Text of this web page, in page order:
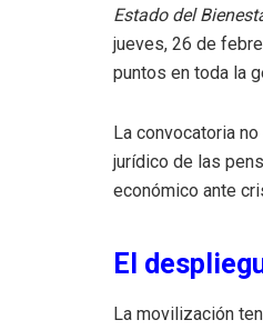
Estado del
jueves, 26 de
puntos en toda la
La convocatoria
jurídico de las
económico ante
El
La movilización